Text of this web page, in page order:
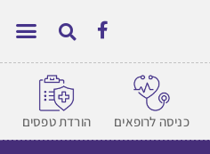
כניסה לרופאים הורדת טפסים